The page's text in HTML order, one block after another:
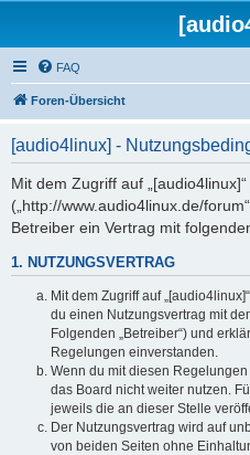
FAQ
Foren-Übersicht
[audio4linux] -
Mit dem Zugriff auf „[audio4linux]“
(„http://www.audio4linux.de/
Betreiber ein Vertrag mit
1. NUTZUNGSVERTRAG
Mit dem Zugriff auf
du einen Nutzungsvertrag mit
Folgenden „Betreiber“) und
Regelungen einverstanden.
Wenn du mit diesen
das Board nicht weiter nutzen.
jeweils die an dieser Stelle
Der Nutzungsvertrag wird auf
von beiden Seiten ohne